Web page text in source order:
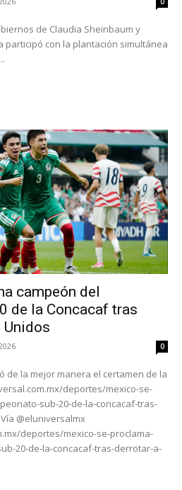
de Claudia Sheinbaum y
participó con la plantación simultánea
campeón del
de la Concacaf tras
Unidos
0
de la mejor manera el certamen de la
deportes/mexico-se-
sub-20-de-la-concacaf-tras-
deportes/mexico-se-proclama-
20-de-la-concacaf-tras-derrotar-a-